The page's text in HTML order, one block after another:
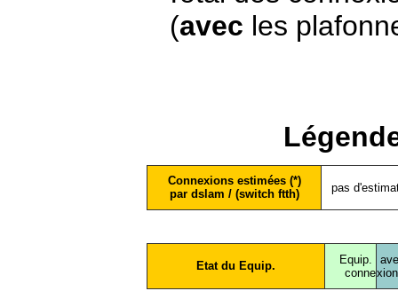
(avec les
Connexions estimées (*)
par dslam / (switch ftth)
pas
Etat du Equip.
Equip.
conne